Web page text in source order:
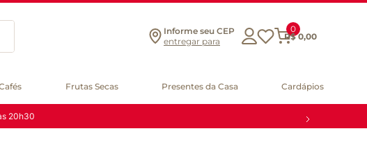
Informe seu CEP
entregar para
0
R$ 0,00
Frutas Secas Presentes da Casa Cardápios
20h30